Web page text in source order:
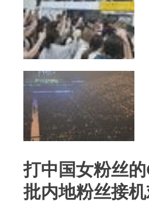
打中国女粉丝
批内地粉丝接